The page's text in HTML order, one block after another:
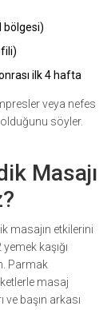
bölgesi)
ilk 4 hafta
veya nefes
söyler.
Masajı
masajın etkilerini
kaşığı
Parmak
masaj
ve başın arkası